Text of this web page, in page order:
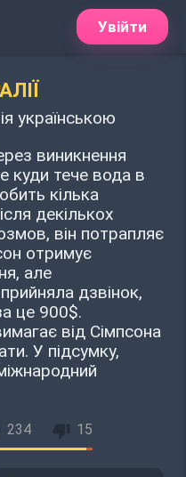
Увійти
українською
виникнення
куди тече вода в
кілька
декількох
він потрапляє
отримує
але
прийняла дзвінок,
це 900$.
від Сімпсона
У підсумку,
234 15